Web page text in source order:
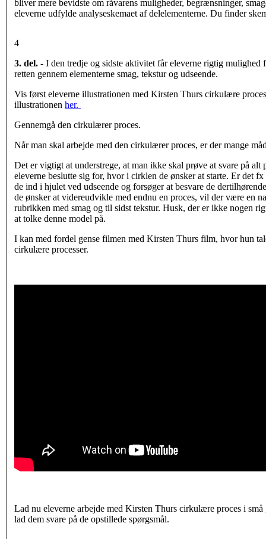
bliver mere bevidste om råvarens muligheder, begrænsninger,
eleverne udfylde analyseskemaet af delelementerne. Du finder
4
3. del. - I den tredje og sidste aktivitet får eleverne rigtig mulighed
retten gennem elementerne smag, tekstur og udseende.
Vis først eleverne illustrationen med Kirsten Thurs cirkulære
illustrationen her.
Gennemgå den cirkulærer proces.
Når man skal arbejde med den cirkulærer proces, er der mange
Det er vigtigt at understrege, at man ikke skal prøve at svare på alt
eleverne beslutte sig for, hvor i cirklen de ønsker at starte. Er det fx
de ind i hjulet ved udseende og forsøger at besvare de
de ønsker at videreudvikle med endnu en proces, vil der være en
rubrikken med smag og til sidst tekstur. Husk, der er ikke nogen
at tolke denne model på.
I kan med fordel gense filmen med Kirsten Thurs film, hvor hun
cirkulære processer.
Lad nu eleverne arbejde med Kirsten Thurs cirkulære proces i små
lad dem svare på de opstillede spørgsmål.